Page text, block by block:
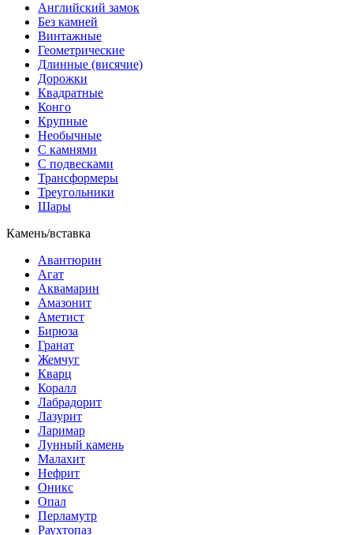
Английский замок
Без камней
Винтажные
Геометрические
Длинные (висячие)
Дорожки
Квадратные
Конго
Крупные
Необычные
С камнями
С подвесками
Трансформеры
Треугольники
Шары
Камень/вставка
Авантюрин
Агат
Аквамарин
Амазонит
Аметист
Бирюза
Гранат
Жемчуг
Кварц
Коралл
Лабрадорит
Лазурит
Ларимар
Лунный камень
Малахит
Нефрит
Оникс
Опал
Перламутр
Раухтопаз